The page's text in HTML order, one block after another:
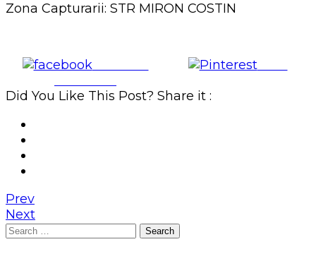
Zona Capturarii: STR MIRON COSTIN
Share on
Save
Did You Like This Post? Share it :
Prev
Next
Search